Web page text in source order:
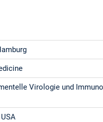
Virologie und